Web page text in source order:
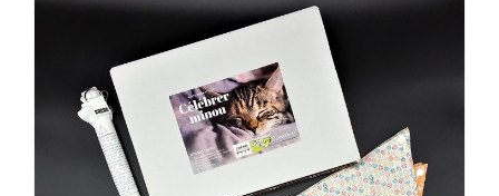
Soins
Ensembles
Économiques
PARTICULIER